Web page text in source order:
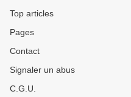
Top articles
Pages
Contact
Signaler un abus
C.G.U.